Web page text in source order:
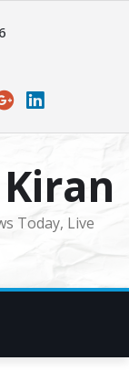
Today, Live